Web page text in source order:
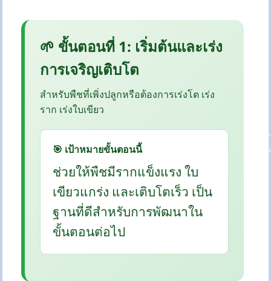
🌱 ขั้นตอนที่ 1: เริ่มต้นและเร่ง
การเจริญเติบโต
สำหรับพืชที่เพิ่งปลูกหรือต้องการเร่งโต เร่ง
ราก เร่งใบเขียว
🎯 เป้าหมายขั้นตอนนี้
ช่วยให้พืชมีรากแข็งแรง ใบ
เขียวแกร่ง และเติบโตเร็ว เป็น
ฐานที่ดีสำหรับการพัฒนาใน
ขั้นตอนต่อไป